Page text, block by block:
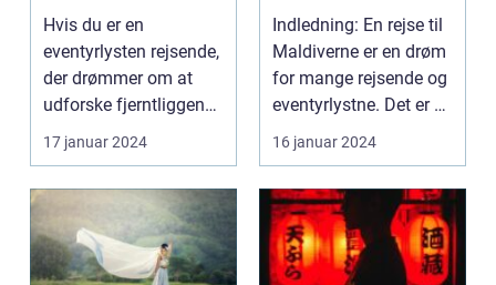
Rejsende
Hvis du er en
eventyrlysten rejsende,
der drømmer om at
udforske fjerntliggende
og eksotiske destina...
17 januar 2024
oplevelse
Indledning: En rejse til
Maldiverne er en drøm
for mange rejsende og
eventyrlystne. Det er et
paradi...
16 januar 2024